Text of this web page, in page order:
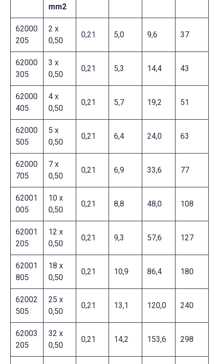
mm2
62000
205
2 x
0,50
0,21 5,0 9,6 37
62000
305
3 x
0,50
0,21 5,3 14,4 43
62000
405
4 x
0,50
0,21 5,7 19,2 51
62000
505
5 x
0,50
0,21 6,4 24,0 63
62000
705
7 x
0,50
0,21 6,9 33,6 77
62001
005
10 x
0,50
0,21 8,8 48,0 108
62001
205
12 x
0,50
0,21 9,3 57,6 127
62001
805
18 x
0,50
0,21 10,9 86,4 180
62002
505
25 x
0,50
0,21 13,1 120,0 240
62003
205
32 x
0,50
0,21 14,2 153,6 298